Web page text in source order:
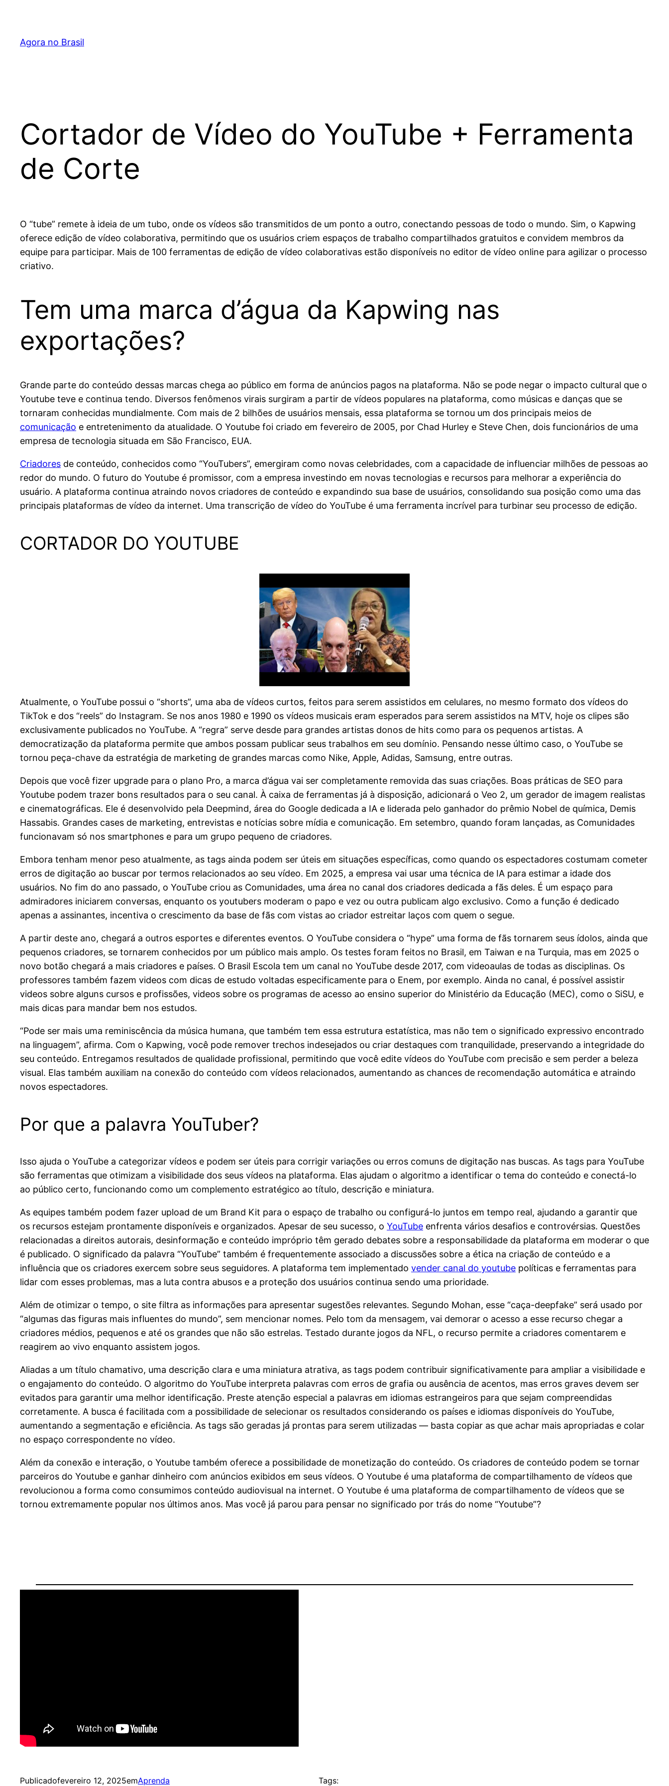
Agora no Brasil
Cortador de Vídeo do YouTube + Ferramenta
de Corte
O “tube” remete à ideia de um tubo, onde os vídeos são transmitidos de um ponto a outro, conectando pessoas de todo o mundo. Sim, o Kapwing
oferece edição de vídeo colaborativa, permitindo que os usuários criem espaços de trabalho compartilhados gratuitos e convidem membros da
equipe para participar. Mais de 100 ferramentas de edição de vídeo colaborativas estão disponíveis no editor de vídeo online para agilizar o processo
criativo.
Tem uma marca d’água da Kapwing nas
exportações?
Grande parte do conteúdo dessas marcas chega ao público em forma de anúncios pagos na plataforma. Não se pode negar o impacto cultural que o
Youtube teve e continua tendo. Diversos fenômenos virais surgiram a partir de vídeos populares na plataforma, como músicas e danças que se
tornaram conhecidas mundialmente. Com mais de 2 bilhões de usuários mensais, essa plataforma se tornou um dos principais meios de
comunicação e entretenimento da atualidade. O Youtube foi criado em fevereiro de 2005, por Chad Hurley e Steve Chen, dois funcionários de uma
empresa de tecnologia situada em São Francisco, EUA.
Criadores de conteúdo, conhecidos como “YouTubers”, emergiram como novas celebridades, com a capacidade de influenciar milhões de pessoas ao
redor do mundo. O futuro do Youtube é promissor, com a empresa investindo em novas tecnologias e recursos para melhorar a experiência do
usuário. A plataforma continua atraindo novos criadores de conteúdo e expandindo sua base de usuários, consolidando sua posição como uma das
principais plataformas de vídeo da internet. Uma transcrição de vídeo do YouTube é uma ferramenta incrível para turbinar seu processo de edição.
CORTADOR DO YOUTUBE
Atualmente, o YouTube possui o “shorts”, uma aba de vídeos curtos, feitos para serem assistidos em celulares, no mesmo formato dos vídeos do
TikTok e dos “reels” do Instagram. Se nos anos 1980 e 1990 os vídeos musicais eram esperados para serem assistidos na MTV, hoje os clipes são
exclusivamente publicados no YouTube. A “regra” serve desde para grandes artistas donos de hits como para os pequenos artistas. A
democratização da plataforma permite que ambos possam publicar seus trabalhos em seu domínio. Pensando nesse último caso, o YouTube se
tornou peça-chave da estratégia de marketing de grandes marcas como Nike, Apple, Adidas, Samsung, entre outras.
Depois que você fizer upgrade para o plano Pro, a marca d’água vai ser completamente removida das suas criações. Boas práticas de SEO para
Youtube podem trazer bons resultados para o seu canal. À caixa de ferramentas já à disposição, adicionará o Veo 2, um gerador de imagem realistas
e cinematográficas. Ele é desenvolvido pela Deepmind, área do Google dedicada a IA e liderada pelo ganhador do prêmio Nobel de química, Demis
Hassabis. Grandes cases de marketing, entrevistas e notícias sobre mídia e comunicação. Em setembro, quando foram lançadas, as Comunidades
funcionavam só nos smartphones e para um grupo pequeno de criadores.
Embora tenham menor peso atualmente, as tags ainda podem ser úteis em situações específicas, como quando os espectadores costumam cometer
erros de digitação ao buscar por termos relacionados ao seu vídeo. Em 2025, a empresa vai usar uma técnica de IA para estimar a idade dos
usuários. No fim do ano passado, o YouTube criou as Comunidades, uma área no canal dos criadores dedicada a fãs deles. É um espaço para
admiradores iniciarem conversas, enquanto os youtubers moderam o papo e vez ou outra publicam algo exclusivo. Como a função é dedicado
apenas a assinantes, incentiva o crescimento da base de fãs com vistas ao criador estreitar laços com quem o segue.
A partir deste ano, chegará a outros esportes e diferentes eventos. O YouTube considera o “hype” uma forma de fãs tornarem seus ídolos, ainda que
pequenos criadores, se tornarem conhecidos por um público mais amplo. Os testes foram feitos no Brasil, em Taiwan e na Turquia, mas em 2025 o
novo botão chegará a mais criadores e países. O Brasil Escola tem um canal no YouTube desde 2017, com videoaulas de todas as disciplinas. Os
professores também fazem videos com dicas de estudo voltadas especificamente para o Enem, por exemplo. Ainda no canal, é possível assistir
videos sobre alguns cursos e profissões, videos sobre os programas de acesso ao ensino superior do Ministério da Educação (MEC), como o SiSU, e
mais dicas para mandar bem nos estudos.
“Pode ser mais uma reminiscência da música humana, que também tem essa estrutura estatística, mas não tem o significado expressivo encontrado
na linguagem”, afirma. Com o Kapwing, você pode remover trechos indesejados ou criar destaques com tranquilidade, preservando a integridade do
seu conteúdo. Entregamos resultados de qualidade profissional, permitindo que você edite vídeos do YouTube com precisão e sem perder a beleza
visual. Elas também auxiliam na conexão do conteúdo com vídeos relacionados, aumentando as chances de recomendação automática e atraindo
novos espectadores.
Por que a palavra YouTuber?
Isso ajuda o YouTube a categorizar vídeos e podem ser úteis para corrigir variações ou erros comuns de digitação nas buscas. As tags para YouTube
são ferramentas que otimizam a visibilidade dos seus vídeos na plataforma. Elas ajudam o algoritmo a identificar o tema do conteúdo e conectá-lo
ao público certo, funcionando como um complemento estratégico ao título, descrição e miniatura.
As equipes também podem fazer upload de um Brand Kit para o espaço de trabalho ou configurá-lo juntos em tempo real, ajudando a garantir que
os recursos estejam prontamente disponíveis e organizados. Apesar de seu sucesso, o YouTube enfrenta vários desafios e controvérsias. Questões
relacionadas a direitos autorais, desinformação e conteúdo impróprio têm gerado debates sobre a responsabilidade da plataforma em moderar o que
é publicado. O significado da palavra “YouTube” também é frequentemente associado a discussões sobre a ética na criação de conteúdo e a
influência que os criadores exercem sobre seus seguidores. A plataforma tem implementado vender canal do youtube políticas e ferramentas para
lidar com esses problemas, mas a luta contra abusos e a proteção dos usuários continua sendo uma prioridade.
Além de otimizar o tempo, o site filtra as informações para apresentar sugestões relevantes. Segundo Mohan, esse “caça-deepfake” será usado por
“algumas das figuras mais influentes do mundo”, sem mencionar nomes. Pelo tom da mensagem, vai demorar o acesso a esse recurso chegar a
criadores médios, pequenos e até os grandes que não são estrelas. Testado durante jogos da NFL, o recurso permite a criadores comentarem e
reagirem ao vivo enquanto assistem jogos.
Aliadas a um título chamativo, uma descrição clara e uma miniatura atrativa, as tags podem contribuir significativamente para ampliar a visibilidade e
o engajamento do conteúdo. O algoritmo do YouTube interpreta palavras com erros de grafia ou ausência de acentos, mas erros graves devem ser
evitados para garantir uma melhor identificação. Preste atenção especial a palavras em idiomas estrangeiros para que sejam compreendidas
corretamente. A busca é facilitada com a possibilidade de selecionar os resultados considerando os países e idiomas disponíveis do YouTube,
aumentando a segmentação e eficiência. As tags são geradas já prontas para serem utilizadas — basta copiar as que achar mais apropriadas e colar
no espaço correspondente no vídeo.
Além da conexão e interação, o Youtube também oferece a possibilidade de monetização do conteúdo. Os criadores de conteúdo podem se tornar
parceiros do Youtube e ganhar dinheiro com anúncios exibidos em seus vídeos. O Youtube é uma plataforma de compartilhamento de vídeos que
revolucionou a forma como consumimos conteúdo audiovisual na internet. O Youtube é uma plataforma de compartilhamento de vídeos que se
tornou extremamente popular nos últimos anos. Mas você já parou para pensar no significado por trás do nome “Youtube”?
Publicadofevereiro 12, 2025emAprenda Tags: